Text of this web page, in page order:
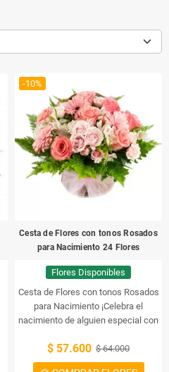
-10%
Cesta de Flores con tonos Rosados
para Nacimiento 24 Flores
Flores Disponibles
Cesta de Flores con tonos Rosados
para Nacimiento ¡Celebra el
nacimiento de alguien especial con
rosados! Esta cesta de flores con
tonos rosados es perfecta para
$ 57.600 $ 64.000